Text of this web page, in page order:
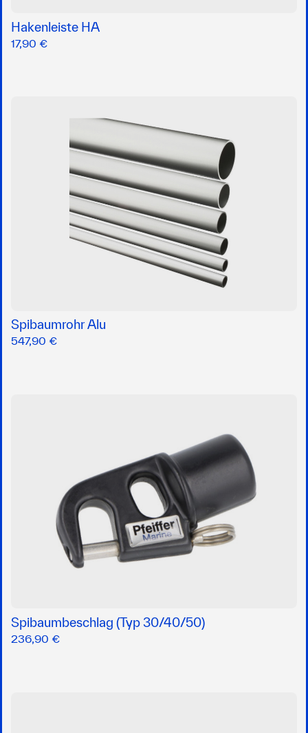
Hakenleiste HA
17,90 €
Spibaumrohr Alu
547,90 €
Spibaumbeschlag (Typ 30/40/50)
236,90 €